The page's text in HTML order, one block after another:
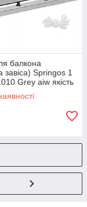
балкона
завіса) Springos 1
Grey aiw якість